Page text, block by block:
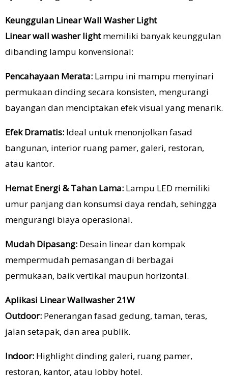
Keunggulan Linear Wall Washer Light
Linear wall washer lightmemiliki banyak keunggulan
dibanding lampu konvensional:
Pencahayaan Merata: Lampu ini mampu menyinari
permukaan dinding secara konsisten, mengurangi
bayangan dan menciptakan efek visual yang menarik.
Efek Dramatis: Ideal untuk menonjolkan fasad
bangunan, interior ruang pamer, galeri, restoran,
atau kantor.
Hemat Energi & Tahan Lama: Lampu LED memiliki
umur panjang dan konsumsi daya rendah, sehingga
mengurangi biaya operasional.
Mudah Dipasang: Desain linear dan kompak
mempermudah pemasangan di berbagai
permukaan, baik vertikal maupun horizontal.
Aplikasi Linear Wallwasher 21W
Outdoor: Penerangan fasad gedung, taman, teras,
jalan setapak, dan area publik.
Indoor: Highlight dinding galeri, ruang pamer,
restoran, kantor, atau lobby hotel.